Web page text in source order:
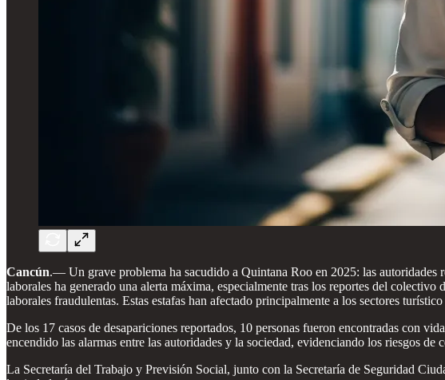
Cancún.— Un grave problema ha sacudido a Quintana Roo en 2025: las autoridades
laborales ha generado una alerta máxima, especialmente tras los reportes del
laborales fraudulentas. Estas estafas han afectado principalmente a los sectores
De los 17 casos de desapariciones reportados, 10 personas fueron encontradas con
encendido las alarmas entre las autoridades y la sociedad, evidenciando los riesgos
La Secretaría del Trabajo y Previsión Social, junto con la Secretaría de Seguridad